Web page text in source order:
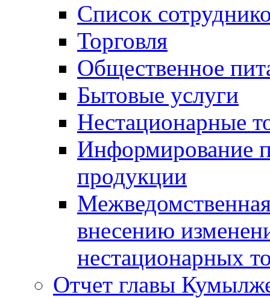
Список
Торговля
Общественное
Бытовые услуги
Нестационарные
Информирование
продукции
внесению
нестационарных
Отчет главы